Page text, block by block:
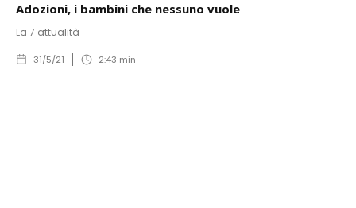
Adozioni, i bambini che nessuno vuole
La 7 attualità
31/5/21 2:43 min